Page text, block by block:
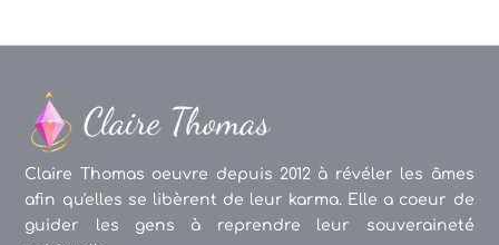
Claire Thomas oeuvre depuis 2012 à révéler les âmes
afin qu'elles se libèrent de leur karma. Elle a coeur de
guider les gens à reprendre leur souveraineté